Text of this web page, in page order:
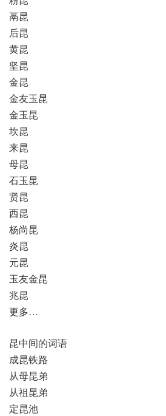
鬲昆
后昆
黄昆
坚昆
金昆
金友玉昆
金玉昆
坎昆
来昆
母昆
石玉昆
贤昆
西昆
杨尚昆
炎昆
元昆
玉友金昆
兆昆
更多…
昆中间的词语
成昆铁路
从母昆弟
从祖昆弟
定昆池